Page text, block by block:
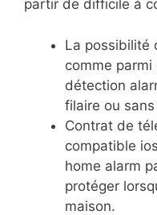
partir de difficile à
La possibilité
comme
détection
filaire ou
Contrat de
compatible
home alarm
protéger
maison.